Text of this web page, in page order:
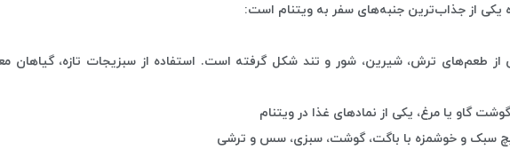
یکی از جذاب‌ترین جنبه‌های سفر به ویتنام است:
از طعم‌های ترش، شیرین، شور و تند شکل گرفته است. استفاده از سبزیجات تازه، گیاهان
گاو یا مرغ، یکی از نمادهای غذا در ویتنام
سبک و خوشمزه با باگت، گوشت، سبزی، سس و ترشی